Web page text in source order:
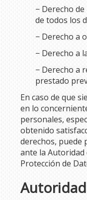
− Derecho
de todos los
− Derecho a
− Derecho a
− Derecho a
prestado
En caso de que
en lo
personales,
obtenido
derechos, puede
ante la
Protección de